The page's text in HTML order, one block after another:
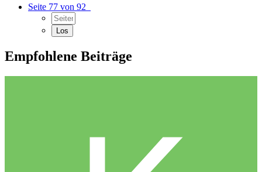
Seite 77 von 92
Empfohlene Beiträge